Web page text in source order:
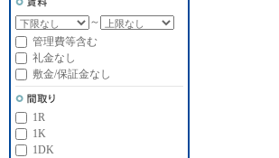
～
管理費等含む
礼金なし
敷金/保証金なし
1R
1K
1DK